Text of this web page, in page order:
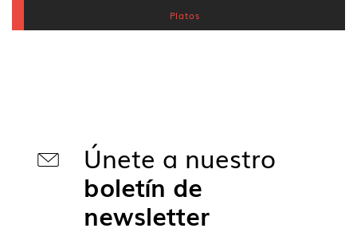
Platos
Únete a nuestro
boletín de
newsletter